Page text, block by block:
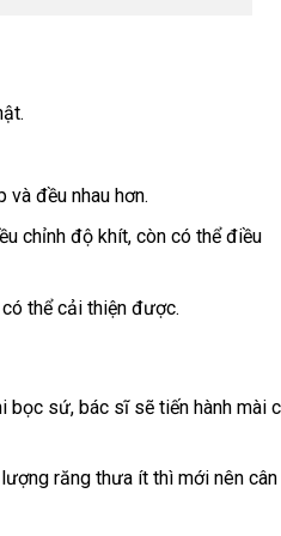
đều nhau hơn.
chỉnh độ khít, còn có thể điều
thể cải thiện được.
bọc sứ, bác sĩ sẽ tiến hành mài
răng thưa ít thì mới nên cân